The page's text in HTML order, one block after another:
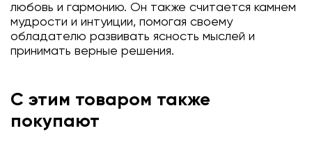
любовь и гармонию. Он также считается камнем
мудрости и интуиции, помогая своему
обладателю развивать ясность мыслей и
принимать верные решения.
С этим товаром также
покупают